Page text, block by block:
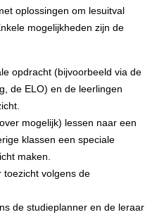
oplossingen om lesuitval
mogelijkheden zijn de
opdracht (bijvoorbeeld via de
de ELO) en de leerlingen
mogelijk) lessen naar een
klassen een speciale
maken.
toezicht volgens de
de studieplanner en de leraar